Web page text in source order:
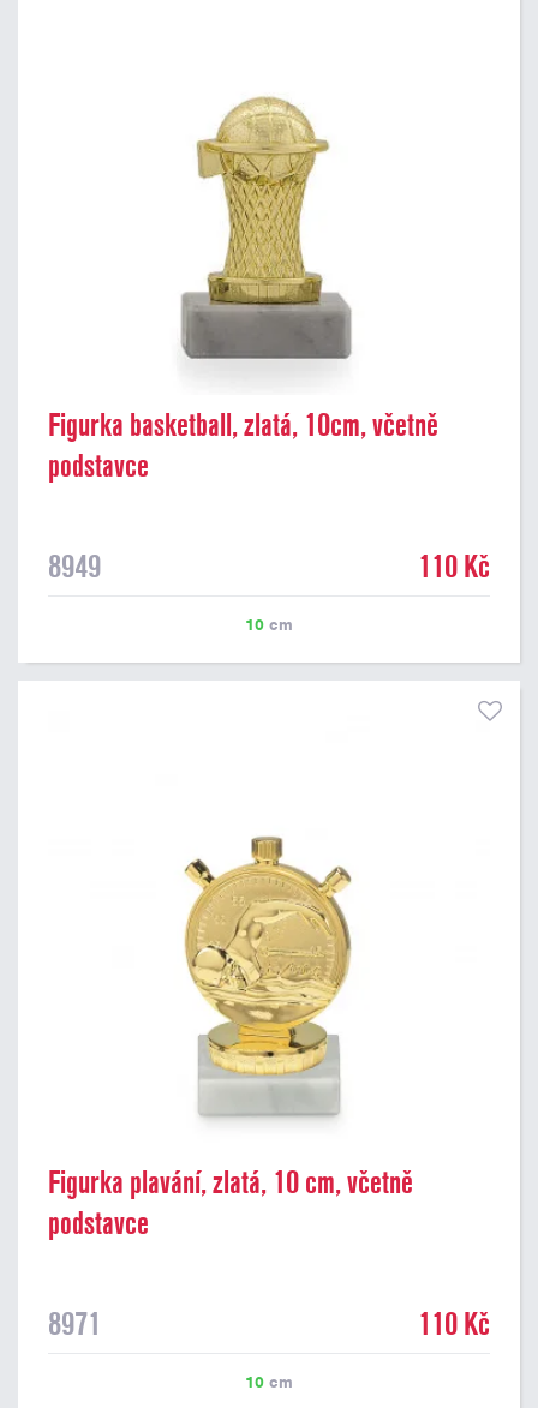
Figurka basketball, zlatá, 10cm, včetně
podstavce
8949 110 Kč
10 cm
Figurka plavání, zlatá, 10 cm, včetně
podstavce
8971 110 Kč
10 cm